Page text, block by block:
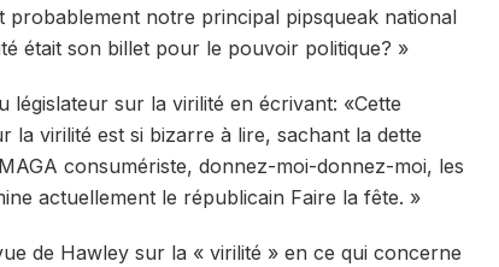
probablement notre principal pipsqueak national
était son billet pour le pouvoir politique? »
législateur sur la virilité en écrivant: «Cette
la virilité est si bizarre à lire, sachant la dette
consumériste, donnez-moi-donnez-moi, les
actuellement le républicain Faire la fête. »
de Hawley sur la « virilité » en ce qui concerne